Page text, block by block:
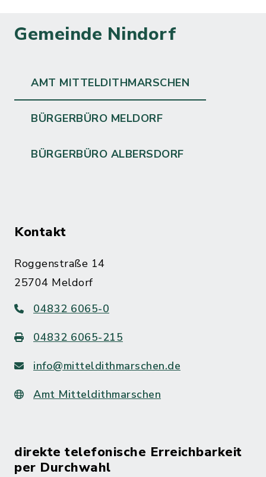
Gemeinde Nindorf
AMT MITTELDITHMARSCHEN
BÜRGERBÜRO MELDORF
BÜRGERBÜRO ALBERSDORF
Kontakt
Roggenstraße 14
25704 Meldorf
04832 6065-0
04832 6065-215
info@mitteldithmarschen.de
Amt Mitteldithmarschen
direkte telefonische Erreichbarkeit
per Durchwahl